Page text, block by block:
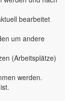
bearbeitet
um andere
(Arbeitsplätze)
werden.